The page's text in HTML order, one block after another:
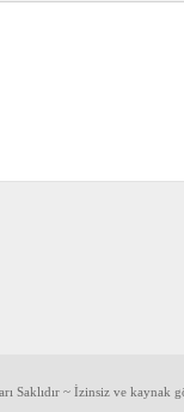
Saklıdır ~ İzinsiz ve kaynak